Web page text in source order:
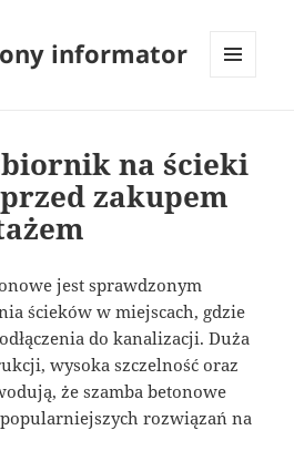
informator
na ścieki
zakupem
jest sprawdzonym
ścieków w miejscach, gdzie
do kanalizacji. Duża
wysoka szczelność oraz
że szamba betonowe
rozwiązań na